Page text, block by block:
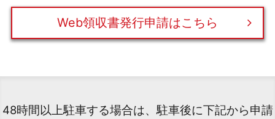
Web領収書発行申請はこちら
48時間以上駐車する場合は、駐車後に下記から申請